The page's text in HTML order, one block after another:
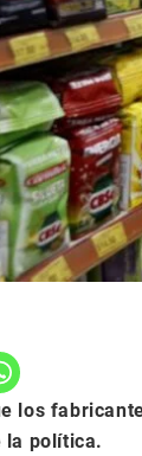
los
la política.